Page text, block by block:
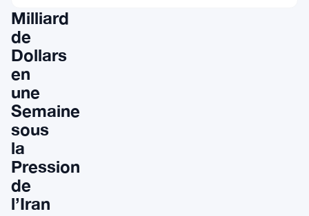
Milliard
de
Dollars
en
une
Semaine
sous
la
Pression
de
l’Iran